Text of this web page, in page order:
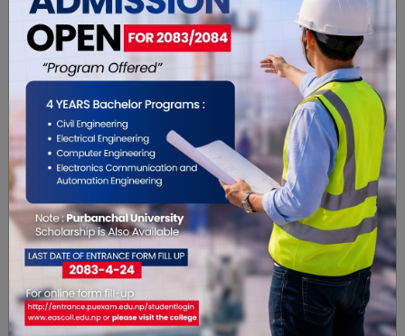
यो खबर पढेर तपाईलाई कस्तो महसुस
भयो ?
0 0 0 0
1